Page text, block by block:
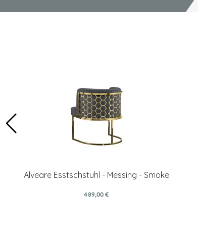
Alveare Esstschstuhl - Messing - Smoke
489,00 €